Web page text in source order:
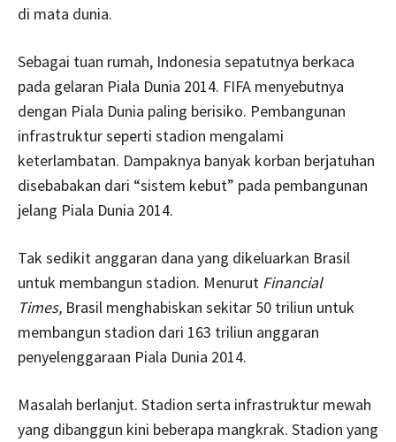
di mata dunia.
Sebagai tuan rumah, Indonesia sepatutnya berkaca
pada gelaran Piala Dunia 2014. FIFA menyebutnya
dengan Piala Dunia paling berisiko. Pembangunan
infrastruktur seperti stadion mengalami
keterlambatan. Dampaknya banyak korban berjatuhan
disebabakan dari “sistem kebut” pada pembangunan
jelang Piala Dunia 2014.
Tak sedikit anggaran dana yang dikeluarkan Brasil
untuk membangun stadion. Menurut Financial
Times, Brasil menghabiskan sekitar 50 triliun untuk
membangun stadion dari 163 triliun anggaran
penyelenggaraan Piala Dunia 2014.
Masalah berlanjut. Stadion serta infrastruktur mewah
yang dibanggun kini beberapa mangkrak. Stadion yang